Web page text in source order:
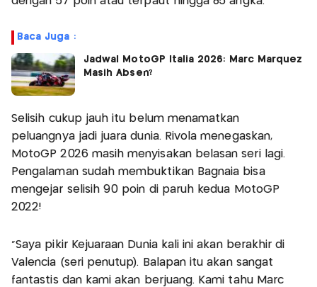
Baca Juga :
Jadwal MotoGP Italia 2026: Marc Marquez
Masih Absen?
Selisih cukup jauh itu belum menamatkan
peluangnya jadi juara dunia. Rivola menegaskan,
MotoGP 2026 masih menyisakan belasan seri lagi.
Pengalaman sudah membuktikan Bagnaia bisa
mengejar selisih 90 poin di paruh kedua MotoGP
2022!
“Saya pikir Kejuaraan Dunia kali ini akan berakhir di
Valencia (seri penutup). Balapan itu akan sangat
fantastis dan kami akan berjuang. Kami tahu Marc